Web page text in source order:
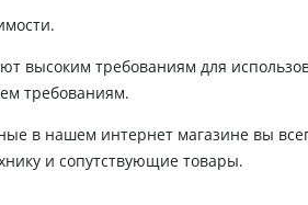
высоким требованиям для
требованиям.
в нашем интернет магазине вы
и сопутствующие товары.